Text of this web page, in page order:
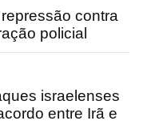
contra
policial
israelenses
entre Irã e